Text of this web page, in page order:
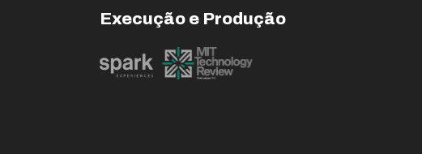
Execução e Produção